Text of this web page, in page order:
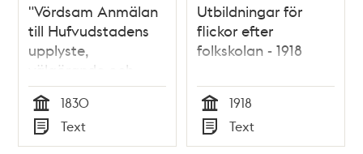
"Vördsam Anmälan
till Hufvudstadens
upplyste,
välgörande och
aktningsvärde
Innevånare” 1830
Tid
1830
Typ
Text
Utbildningar för
flickor efter
folkskolan - 1918
Tid
1918
Typ
Text